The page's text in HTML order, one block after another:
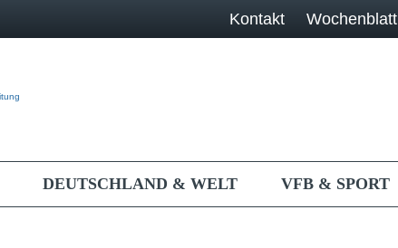
Kontakt Wochenblatt
DEUTSCHLAND & WELT VFB & SPORT